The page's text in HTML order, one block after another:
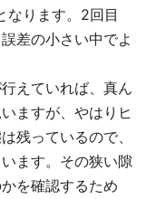
なります。2回目
差の小さい中でよ
えていれば、真ん
ますが、やはりヒ
残っているので、
ます。その狭い隙
を確認するため